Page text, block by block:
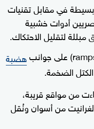
بسيطة في مقابل تقنيات
أدوات خشبية
لتقليل الاحتكاك.
هضبة
الضخمة.
من مواقع قريبة،
من أسوان ونُقل